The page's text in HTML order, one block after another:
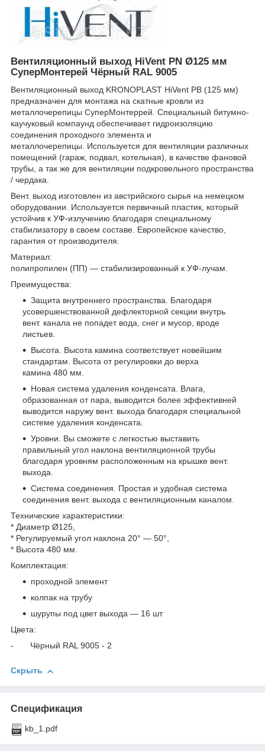
Вентиляционный выход HiVent PN Ø125 мм
СуперМонтерей Чёрный RAL 9005
Вентиляционный выход KRONOPLAST HiVent PB (125 мм)
предназначен для монтажа на скатные кровли из
металлочерепицы СуперМонтеррей. Специальный битумно-
каучуковый компаунд обеспечивает гидроизоляцию
соединения проходного элемента и
металлочерепицы. Используется для вентиляции различных
помещений (гараж, подвал, котельная), в качестве фановой
трубы, а так же для вентиляции подкровельного пространства
/ чердака.
Вент. выход изготовлен из австрийского сырья на немецком
оборудовании. Используется первичный пластик, который
устойчив к УФ-излучению благодаря специальному
стабилизатору в своем составе. Европейское качество,
гарантия от производителя.
Материал:
полипропилен (ПП) — стабилизированный к УФ-лучам.
Преимущества:
Защита внутреннего пространства. Благодаря
усовершенствованной дефлекторной секции внутрь
вент. канала не попадет вода, снег и мусор, вроде
листьев.
Высота. Высота камина соответствует новейшим
стандартам. Высота от регулировки до верха
камина 480 мм.
Новая система удаления конденсата. Влага,
образованная от пара, выводится более эффективней
выводится наружу вент. выхода благодаря специальной
системе удаления конденсата.
Уровни. Вы сможете с легкостью выставить
правильный угол наклона вентиляционной трубы
благодаря уровням расположенным на крышке вент.
выхода.
Система соединения. Простая и удобная система
соединения вент. выхода с вентиляционным каналом.
Технические характеристики:
* Диаметр Ø125,
* Регулируемый угол наклона 20° — 50°,
* Высота 480 мм.
Комплектация:
проходной элемент
колпак на трубу
шурупы под цвет выхода — 16 шт
Цвета:
- Чёрный RAL 9005 - 2
Скрыть
Спецификация
kb_1.pdf